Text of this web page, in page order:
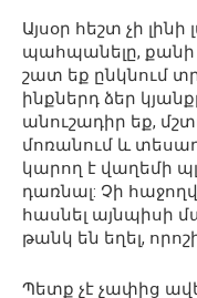
Այսօր հեշտ չի
պահպանելը, քանի
շատ եք ընկնում
ինքներդ ձեր
անուշադիր եք,
մոռանում և
կարող է վաղեմի
դառնալ: Չի
հասնել այնպիսի
թանկ են եղել,
Պետք չէ չափից